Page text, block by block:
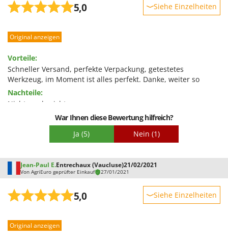
T
TecnoGen
Telwin
Tenco
Tineco
Tornado
Tre Spade
Trev - Abrek - TecnoVIR
Trotec
Troy-Bilt
Unger
5,0 Siehe Einzelheiten
Leistung
Qualität / Preis
Schwierigkeitsgrad Zusammenbau
Verpackung
Original anzeigen
Vorteile:
Schneller Versand, perfekte Verpackung, getestetes
Werkzeug, im Moment ist alles perfekt. Danke, weiter so
Nachteile:
Nichts zu berichten
War Ihnen diese Bewertung hilfreich?
Ja (5) Nein (1)
Jean-Paul E.Entrechaux (Vaucluse)21/02/2021
Von AgriEuro geprüfter Einkauf 27/01/2021
5,0 Siehe Einzelheiten
Leistung
Original anzeigen